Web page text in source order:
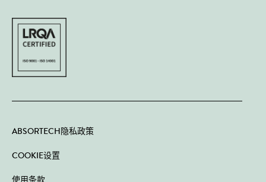
ABSORTECH隐私政策
COOKIE设置
使用条款